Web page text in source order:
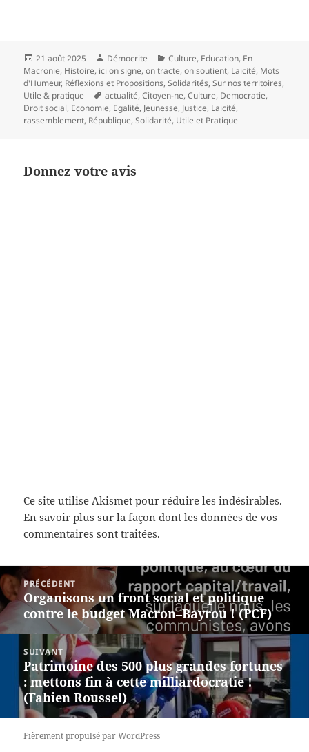
Publié
le
21 août 2025 Auteur
Démocrite Catégories
Culture, Education, En
Macronie, Histoire, ici on signe, on tracte, on soutient, Laicité, Mots
d'Humeur, Réflexions et Propositions,Solidarités,Sur nos territoires,
Utile & pratique
Mots-
clés
actualité,Citoyen-ne,Culture, Democratie,
Droit social, Economie, Egalité, Jeunesse, Justice, Laicité,
rassemblement, République,Solidarité, Utile et Pratique
Donnez votre avis
Ce site utilise Akismet pour réduire les indésirables.
En savoir plus sur la façon dont les données de vos
commentaires sont traitées.
Navigation
de
l’article
PRÉCÉDENT
Article
précédent :
Organisons un front social et politique
contre le budget Macron–Bayrou ! (PCF)
SUIVANT
Article
suivant :
Patrimoine des 500 plus grandes fortunes
: mettons fin à cette milliardocratie !
(Fabien Roussel)
Fièrement propulsé par WordPress